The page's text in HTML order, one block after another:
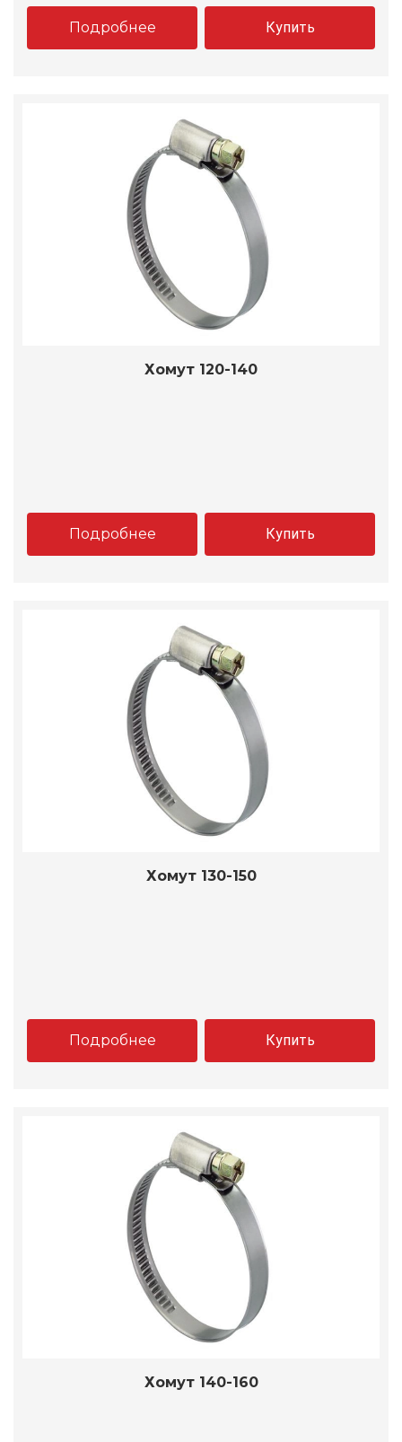
Подробнее Купить
Хомут 120-140
Подробнее Купить
Хомут 130-150
Подробнее Купить
Хомут 140-160